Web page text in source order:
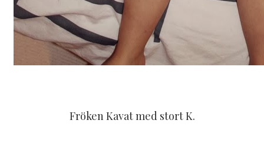
Fröken Kavat med stort K.